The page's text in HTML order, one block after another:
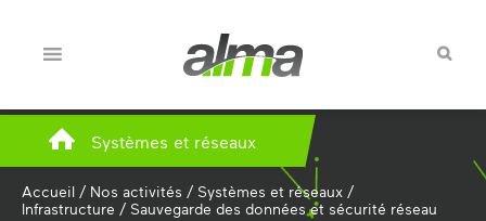
Systèmes et réseaux
Accueil / Nos activités / Systèmes et réseaux /
Infrastructure / Sauvegarde des données et sécurité réseau